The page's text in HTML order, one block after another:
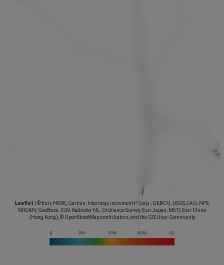
Leaflet
© Esri, HERE, Garmin, Intermap, increment P Corp., GEBCO, USGS, FAO, NPS,
NRCAN, GeoBase, IGN, Kadaster NL, Ordnance Survey, Esri Japan, METI, Esri China
(Hong Kong), © OpenStreetMap contributors, and the GIS User Community